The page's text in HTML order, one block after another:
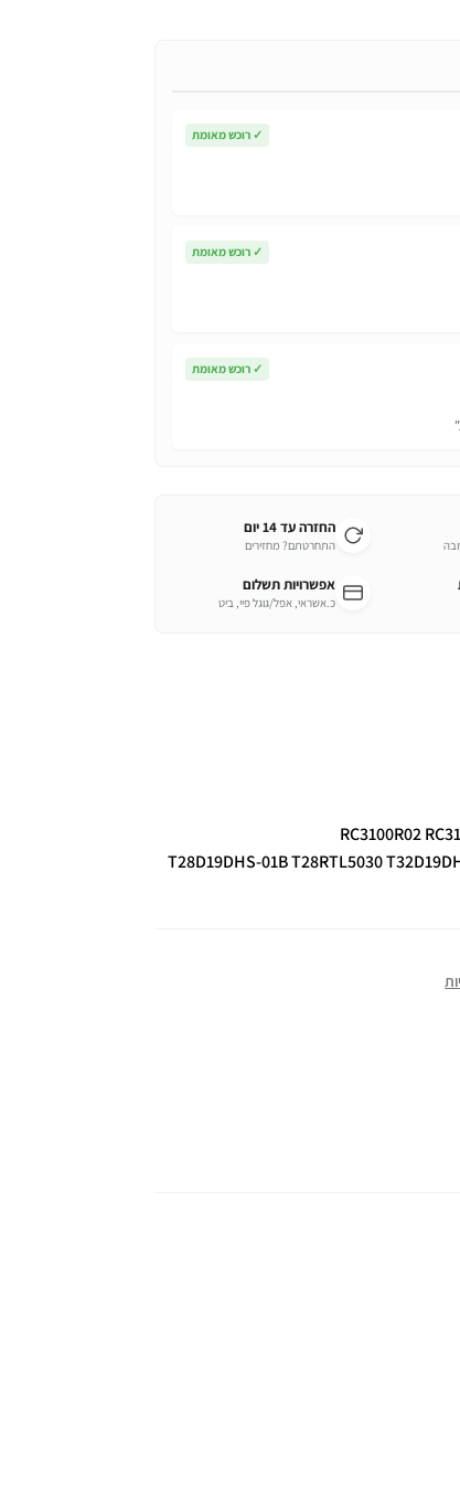
✓ רוכש מאומת
✓ רוכש מאומת
✓ רוכש מאומת
החזרה עד 14 יום
התחרטתם? מחזירים
אפשרויות תשלום
כ.אשראי, אפל/גוגל פיי, ביט
RC3100R02
T28D19DHS-01B T28RTL5030